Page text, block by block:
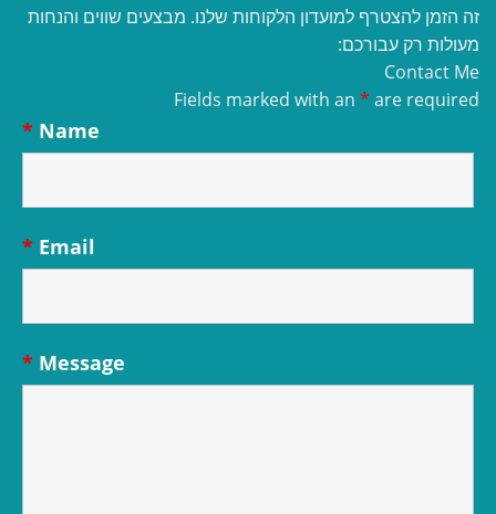
זה הזמן להצטרף למועדון הלקוחות שלנו. מבצעים שווים והנחות
מעולות רק עבורכם:
Contact Me
Fields marked with an * are required
Name
*
Email
*
Message
*